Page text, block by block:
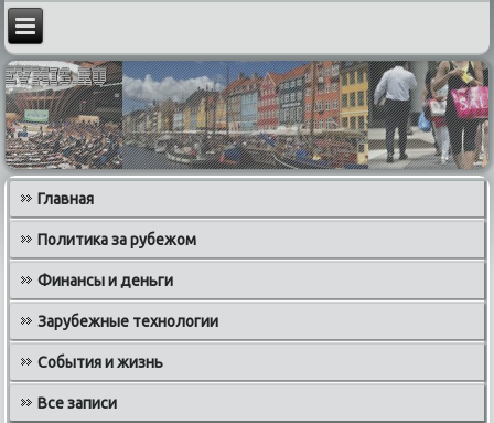
Главная
Политика за рубежом
Финансы и деньги
Зарубежные технологии
События и жизнь
Все записи